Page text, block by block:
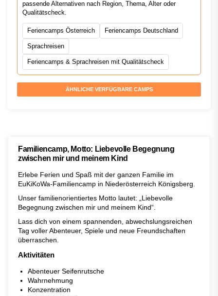
passende Alternativen nach Region, Thema, Alter oder
Qualitätscheck.
Feriencamps Österreich Feriencamps Deutschland
Sprachreisen
Feriencamps & Sprachreisen mit Qualitätscheck
ÄHNLICHE VERFÜGBARE CAMPS
Familiencamp, Motto: Liebevolle Begegnung
zwischen mir und meinem Kind
Erlebe Ferien und Spaß mit der ganzen Familie im
EuKiKoWa-Familiencamp in Niederösterreich Königsberg.
Unser familienorientiertes Motto lautet: „Liebevolle
Begegnung zwischen mir und meinem Kind“.
Lass dich von einem spannenden, abwechslungsreichen
Tag voller Abenteuer, Spiele und neue Freundschaften
überraschen.
Aktivitäten
Abenteuer Seifenrutsche
Wahrnehmung
Konzentration